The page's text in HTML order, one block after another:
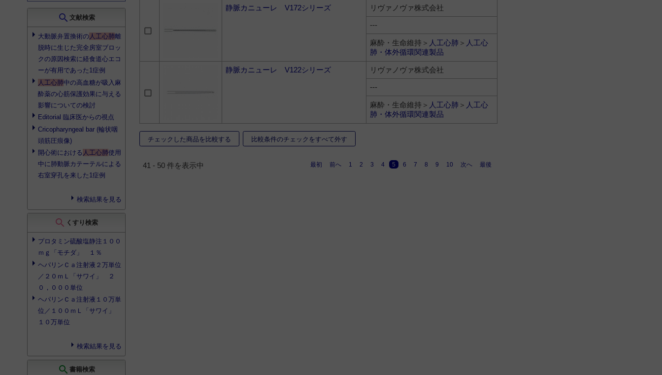
アヴァント フィジオ
イオス フィジオ 2
ディデェコ 2
人工心肺用回路システ
ム 2
心室ベントカニューレ
2
熱交換器 HIPEX
search 文献検索
大動脈弁置換術の 人工心肺離
脱時に生じた完全房室ブロッ
クの原因検索に経食道心エコ
ーが有用であった1症例
人工心肺中の高血糖が吸入麻
酔薬の心筋保護効果に与える
影響についての検討
Editorial 臨床医からの視点
Cricopharyngeal bar (輪状咽
頭筋圧痕像)
開心術における 人工心肺使用
中に肺動脈カテーテルによる
右室穿孔を来した1症例
検索結果を見る
search くすり検索
プロタミン硫酸塩静注１００
ｍｇ「モチダ」 １％
ヘパリンＣａ注射液２万単位
／２０ｍＬ「サワイ」 ２
０，０００単位
ヘパリンＣａ注射液１０万単
位／１００ｍＬ「サワイ」
１０万単位
検索結果を見る
search 書籍検索
静脈カニューレ V172シリーズ リヴァノヴァ株式会社
---
麻酔・生命維持＞ 人工心肺 ＞ 人工心
肺・体外循環関連製品
静脈カニューレ V122シリーズ リヴァノヴァ株式会社
---
麻酔・生命維持＞ 人工心肺 ＞ 人工心
肺・体外循環関連製品
チェックした商品を比較する 比較条件のチェックをすべて外す
41 - 50 件を表示中 最初 前へ 1 2 3 4 5 6 7 8 9 10 次へ 最後